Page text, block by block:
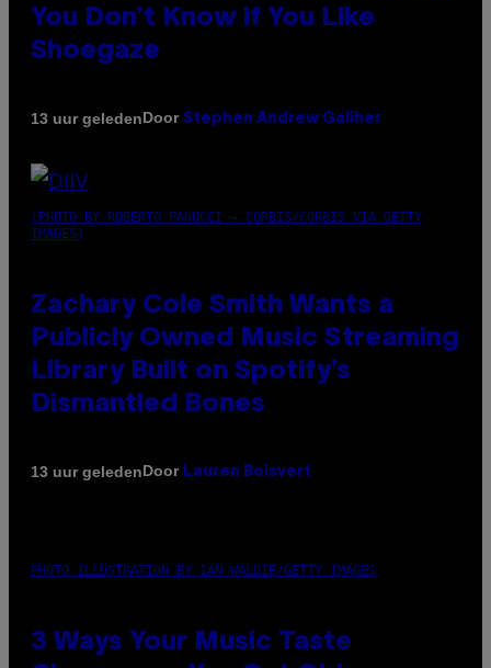
You Don’t Know if You Like
Shoegaze
13 uur geledenDoor Stephen Andrew Galiher
(PHOTO BY ROBERTO PANUCCI – CORBIS/CORBIS VIA GETTY
IMAGES)
Zachary Cole Smith Wants a
Publicly Owned Music Streaming
Library Built on Spotify’s
Dismantled Bones
13 uur geledenDoor Lauren Boisvert
PHOTO ILLUSTRATION BY IAN WALDIE/GETTY IMAGES
3 Ways Your Music Taste